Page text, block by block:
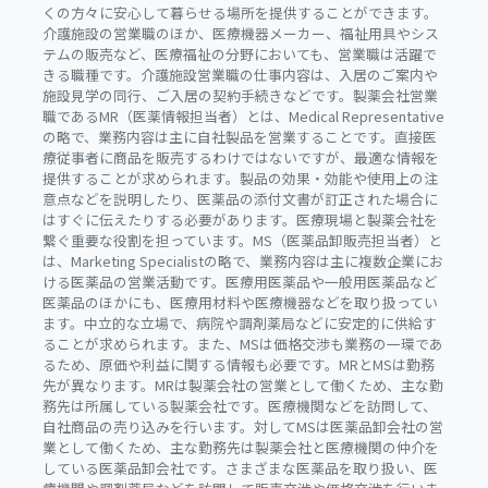
くの方々に安心して暮らせる場所を提供することができます。
介護施設の営業職のほか、医療機器メーカー、福祉用具やシス
テムの販売など、医療福祉の分野においても、営業職は活躍で
きる職種です。介護施設営業職の仕事内容は、入居のご案内や
施設見学の同行、ご入居の契約手続きなどです。製薬会社営業
職であるMR（医薬情報担当者）とは、Medical Representative
の略で、業務内容は主に自社製品を営業することです。直接医
療従事者に商品を販売するわけではないですが、最適な情報を
提供することが求められます。製品の効果・効能や使用上の注
意点などを説明したり、医薬品の添付文書が訂正された場合に
はすぐに伝えたりする必要があります。医療現場と製薬会社を
繋ぐ重要な役割を担っています。MS（医薬品卸販売担当者）と
は、Marketing Specialistの略で、業務内容は主に複数企業にお
ける医薬品の営業活動です。医療用医薬品や一般用医薬品など
医薬品のほかにも、医療用材料や医療機器などを取り扱ってい
ます。中立的な立場で、病院や調剤薬局などに安定的に供給す
ることが求められます。また、MSは価格交渉も業務の一環であ
るため、原価や利益に関する情報も必要です。MRとMSは勤務
先が異なります。MRは製薬会社の営業として働くため、主な勤
務先は所属している製薬会社です。医療機関などを訪問して、
自社商品の売り込みを行います。対してMSは医薬品卸会社の営
業として働くため、主な勤務先は製薬会社と医療機関の仲介を
している医薬品卸会社です。さまざまな医薬品を取り扱い、医